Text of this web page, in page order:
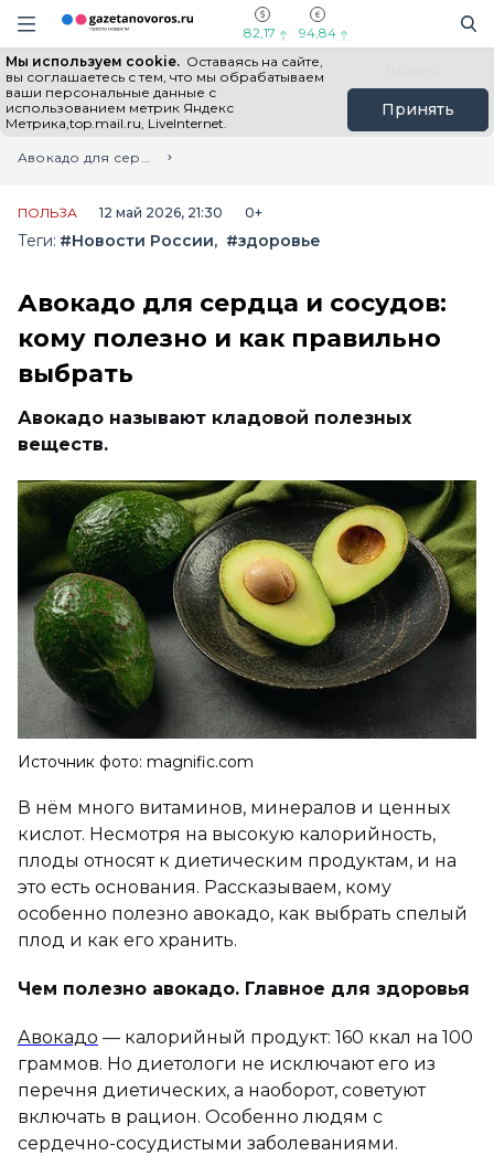
Информационный портал "ГазетаНоворос.ру"
Навигация сайта
82,17 94,84
Мы используем cookie. Оставаясь на сайте,
вы соглашаетесь с тем, что мы обрабатываем
ваши персональные данные с
использованием метрик Яндекс
Метрика,top.mail.ru, LiveInternet.
Принять
Все новости Новости России
Главная
Лента новостей
Авокадо для сердца и сосудов: кому полезно и как правильно выбрать
ПОЛЬЗА 12 май 2026, 21:30 0+
Теги: #Новости России #здоровье
Авокадо для сердца и сосудов:
кому полезно и как правильно
выбрать
Авокадо называют кладовой полезных
веществ.
Источник фото: magnific.com
В нём много витаминов, минералов и ценных
кислот. Несмотря на высокую калорийность,
плоды относят к диетическим продуктам, и на
это есть основания. Рассказываем, кому
особенно полезно авокадо, как выбрать спелый
плод и как его хранить.
Чем полезно авокадо. Главное для здоровья
Авокадо — калорийный продукт: 160 ккал на 100
граммов. Но диетологи не исключают его из
перечня диетических, а наоборот, советуют
включать в рацион. Особенно людям с
сердечно-сосудистыми заболеваниями.